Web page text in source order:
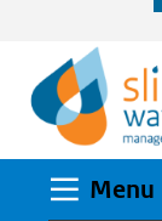
op
deze
website
worden Menu